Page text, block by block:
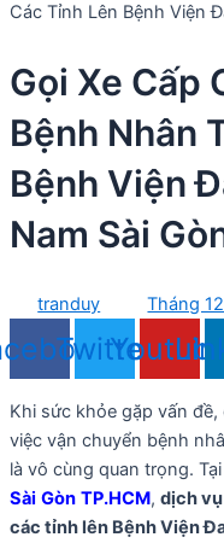
Các Tỉnh Lên Bệnh Viện
Gọi Xe Cấp
Bệnh Nhân
Bệnh Viện
Nam Sài
tranduy Tháng
Twitter
Khi sức khỏe gặp vấn
việc vận chuyển bệnh
là vô cùng quan trọng. Tại
Sài Gòn TP.HCM, dịch
các tỉnh lên Bệnh Viện